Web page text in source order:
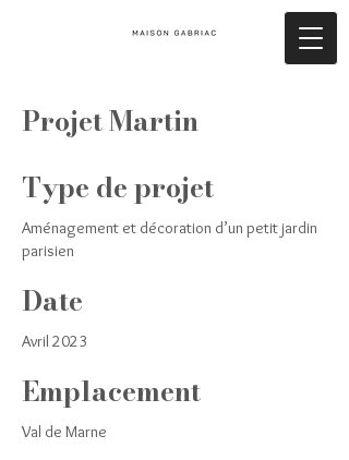
Projet Martin
Type de projet
Aménagement et décoration d’un petit jardin
parisien
Date
Avril 2023
Emplacement
Val de Marne